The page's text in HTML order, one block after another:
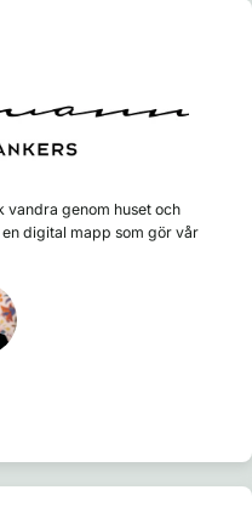
genom huset och
digital mapp som gör vår